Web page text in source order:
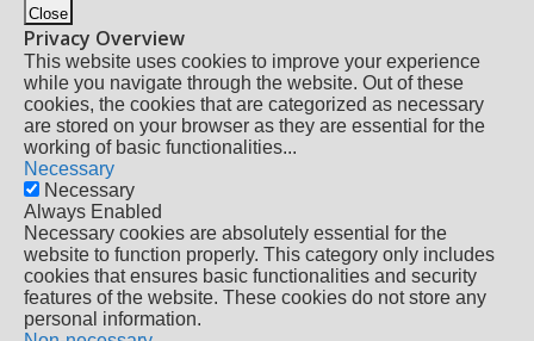
Close
Privacy Overview
This website uses cookies to improve your experience
while you navigate through the website. Out of these
cookies, the cookies that are categorized as necessary
are stored on your browser as they are essential for the
working of basic functionalities...
Necessary
Necessary
Always Enabled
Necessary cookies are absolutely essential for the
website to function properly. This category only includes
cookies that ensures basic functionalities and security
features of the website. These cookies do not store any
personal information.